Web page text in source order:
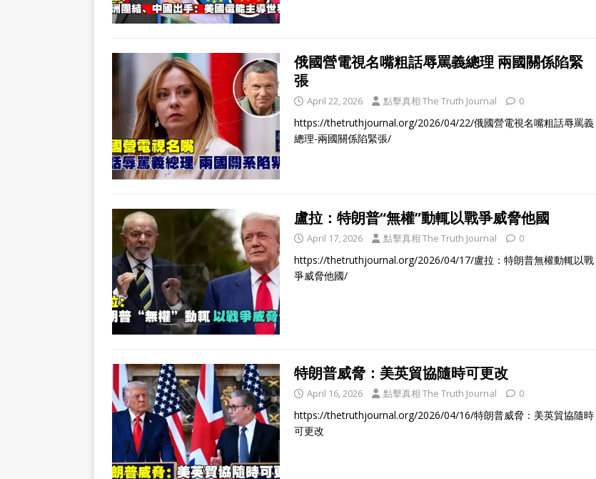
俄國營電視名嘴粗話辱罵義總理 兩國關係陷緊
張
April 22, 2026 點擊真相 The Truth Journal 0
https://thetruthjournal.org/2026/04/22/俄國營電視名嘴粗話辱罵義
總理-兩國關係陷緊張/
盧拉：特朗普“無權”動輒以戰爭威脅他國
April 17, 2026 點擊真相 The Truth Journal 0
https://thetruthjournal.org/2026/04/17/盧拉：特朗普無權動輒以戰
爭威脅他國/
特朗普威脅：美英貿協隨時可更改
April 16, 2026 點擊真相 The Truth Journal 0
https://thetruthjournal.org/2026/04/16/特朗普威脅：美英貿協隨時
可更改